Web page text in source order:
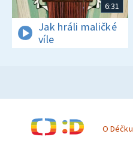
6:31
Jak hráli maličké
víle
O Déčku